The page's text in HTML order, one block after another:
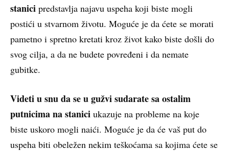
stanici predstavlja najavu uspeha koji biste mogli
postići u stvarnom životu. Moguće je da ćete se morati
pametno i spretno kretati kroz život kako biste došli do
svog cilja, a da ne budete povređeni i da nemate
gubitke.
Videti u snu da se u gužvi sudarate sa ostalim
putnicima na stanici ukazuje na probleme na koje
biste uskoro mogli naići. Moguće je da će vaš put do
uspeha biti obeležen nekim teškoćama sa kojima ćete se